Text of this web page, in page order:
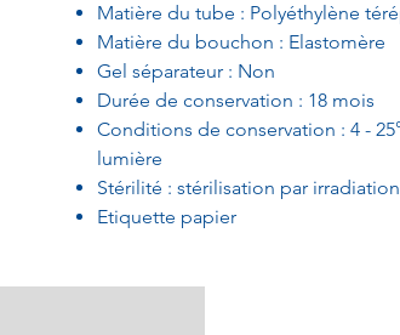
Matière du tube : Polyéthylène
Matière du bouchon : Elastomère
Gel séparateur : Non
Durée de conservation : 18 mois
Conditions de conservation : 4 -
lumière
Stérilité : stérilisation par irradiation
Etiquette papier